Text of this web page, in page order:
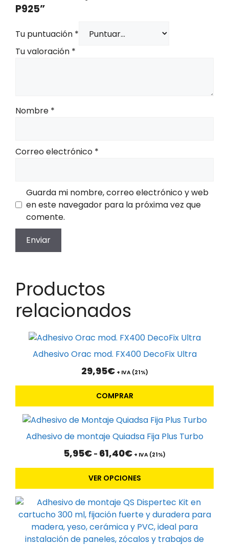
P925”
Tu puntuación *
Tu valoración *
Nombre *
Correo electrónico *
Guarda mi nombre, correo electrónico y web
en este navegador para la próxima vez que
comente.
Productos
relacionados
Adhesivo Orac mod. FX400 DecoFix Ultra
29,95€ + IVA (21%)
COMPRAR
Adhesivo de montaje Quiadsa Fija Plus Turbo
5,95€ - 61,40€Rango
precios:
desde
5,95€
hasta
61,40€
+ IVA (21%)
VER OPCIONES
Este
producto
variantes.
se
pueden
elegir
Este
producto
tiene
múltiples